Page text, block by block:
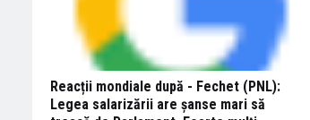
Reacții mondiale după - Fechet (PNL):
Legea salarizării are șanse mari să